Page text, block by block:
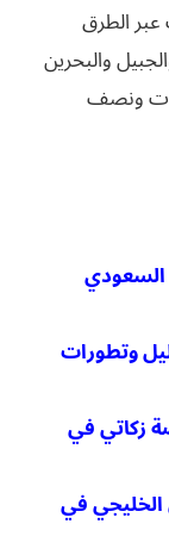
الطرق
والبحرين
ونصف
السعودي
وتطورات
زكاتي في
في